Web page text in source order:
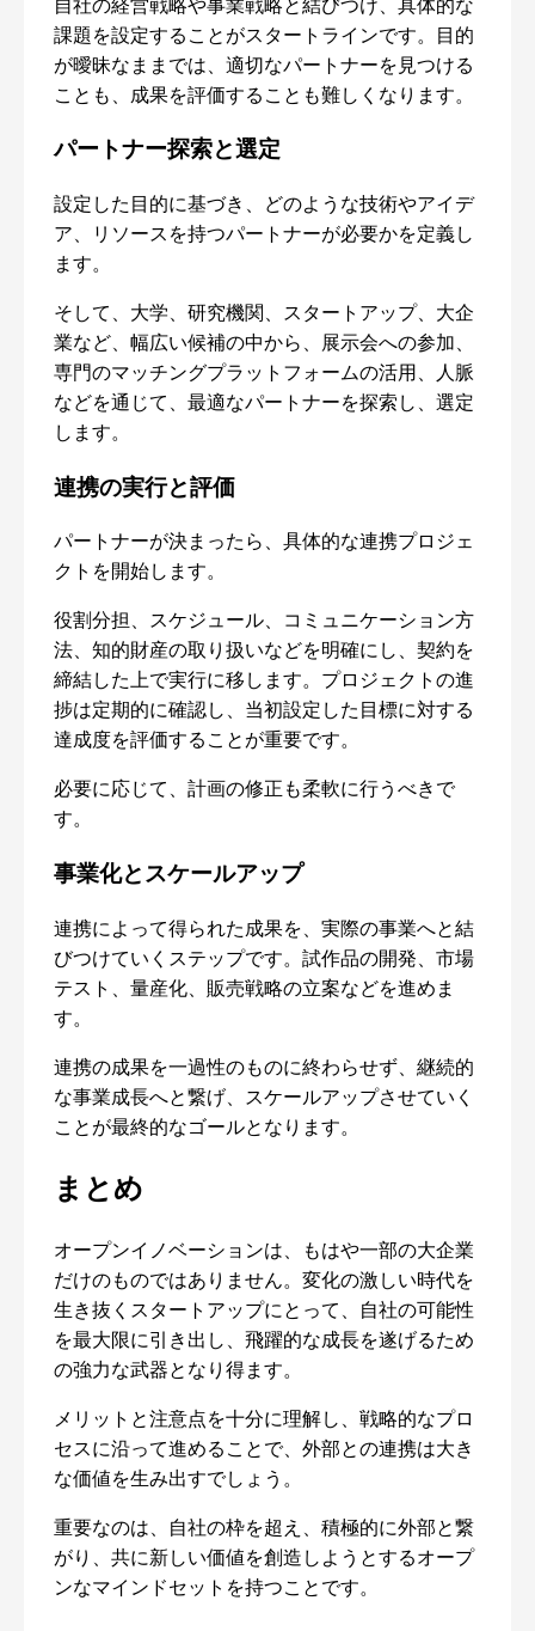
自社の経営戦略や事業戦略と結びつけ、具体的な
課題を設定することがスタートラインです。目的
が曖昧なままでは、適切なパートナーを見つける
ことも、成果を評価することも難しくなります。
パートナー探索と選定
設定した目的に基づき、どのような技術やアイデ
ア、リソースを持つパートナーが必要かを定義し
ます。
そして、大学、研究機関、スタートアップ、大企
業など、幅広い候補の中から、展示会への参加、
専門のマッチングプラットフォームの活用、人脈
などを通じて、最適なパートナーを探索し、選定
します。
連携の実行と評価
パートナーが決まったら、具体的な連携プロジェ
クトを開始します。
役割分担、スケジュール、コミュニケーション方
法、知的財産の取り扱いなどを明確にし、契約を
締結した上で実行に移します。プロジェクトの進
捗は定期的に確認し、当初設定した目標に対する
達成度を評価することが重要です。
必要に応じて、計画の修正も柔軟に行うべきで
す。
事業化とスケールアップ
連携によって得られた成果を、実際の事業へと結
びつけていくステップです。試作品の開発、市場
テスト、量産化、販売戦略の立案などを進めま
す。
連携の成果を一過性のものに終わらせず、継続的
な事業成長へと繋げ、スケールアップさせていく
ことが最終的なゴールとなります。
まとめ
オープンイノベーションは、もはや一部の大企業
だけのものではありません。変化の激しい時代を
生き抜くスタートアップにとって、自社の可能性
を最大限に引き出し、飛躍的な成長を遂げるため
の強力な武器となり得ます。
メリットと注意点を十分に理解し、戦略的なプロ
セスに沿って進めることで、外部との連携は大き
な価値を生み出すでしょう。
重要なのは、自社の枠を超え、積極的に外部と繋
がり、共に新しい価値を創造しようとするオープ
ンなマインドセットを持つことです。